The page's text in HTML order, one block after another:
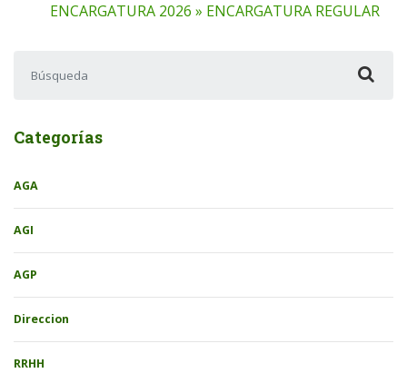
ENCARGATURA 2026 » ENCARGATURA REGULAR
Categorías
AGA
AGI
AGP
Direccion
RRHH